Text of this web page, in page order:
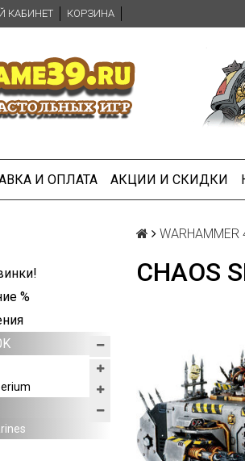
КАБИНЕТ КОРЗИНА
И ОПЛАТА АКЦИИ И СКИДКИ
%
WARHAMMER
CHAOS